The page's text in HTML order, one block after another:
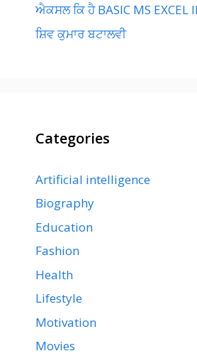
ਐਕਸਲ ਕਿ ਹੈ BASIC MS EXCEL
ਸ਼ਿਵ ਕੁਮਾਰ ਬਟਾਲਵੀ
Categories
Artificial intelligence
Biography
Education
Fashion
Health
Lifestyle
Motivation
Movies